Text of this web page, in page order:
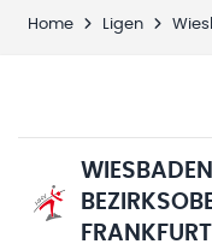
Home Ligen